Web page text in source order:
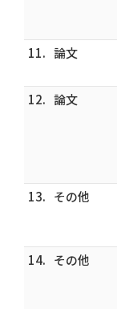
11. 論文
12. 論文
13. その他
14. その他